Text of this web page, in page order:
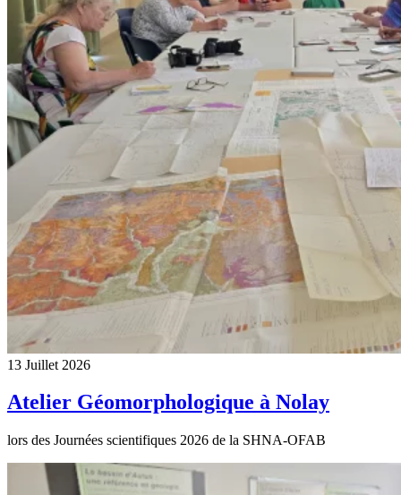
13 Juillet 2026
Atelier Géomorphologique à Nolay
lors des Journées scientifiques 2026 de la SHNA-OFAB